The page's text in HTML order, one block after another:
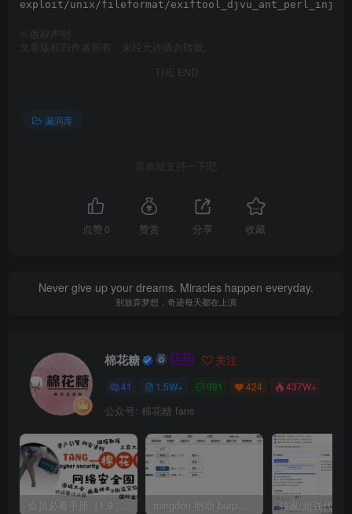
版权声明
文章版权归作者所有，未经允许请勿转载。
THE END
漏洞库
喜欢就支持一下吧
点赞 0 赞赏 分享 收藏
Never give up your dreams. Miracles happen everyday.
别放弃梦想，奇迹每天都在上演
棉花糖 关注
41 1.5W+ 991 424 437W+
公众号: 棉花糖 fans
会员必看手册（1.9.0版本 26.4.5更新） mingdon 明动 burp插件0.2.6版本 本地时间校验去除版